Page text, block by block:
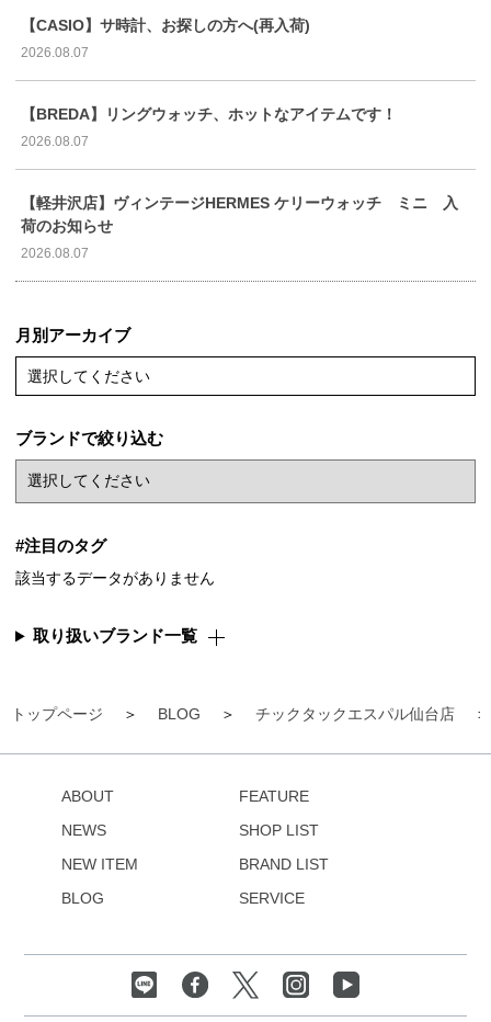
トップページ BLOG チックタックエスパル仙台店
【CASIO】サ時計、お探しの方へ(再入荷)
2026.08.07
【BREDA】リングウォッチ、ホットなアイテムです！
2026.08.07
【軽井沢店】ヴィンテージHERMES ケリーウォッチ ミニ 入
荷のお知らせ
2026.08.07
月別アーカイブ
選択してください
ブランドで絞り込む
#注目のタグ
該当するデータがありません
取り扱いブランド一覧
ABOUT
NEWS
NEW ITEM
BLOG
FEATURE
SHOP LIST
BRAND LIST
SERVICE